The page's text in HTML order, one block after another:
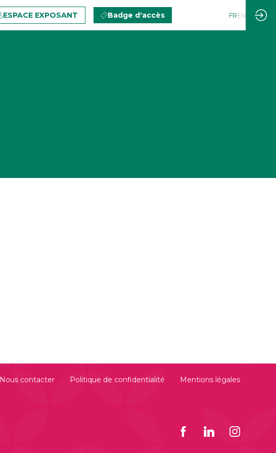
ESPACE EXPOSANT Badge d'accès FREN
Nous contacter Politique de confidentialité Mentions légales